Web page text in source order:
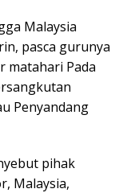
Malaysia
pasca gurunya
matahari Pada
Penyandang
pihak
Malaysia,